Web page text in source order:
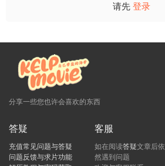
请先 登录
分享一些您也许会喜欢的东西
答疑
充值常见问题与答疑
问题反馈与求片功能
客服
如在阅读答疑文章后依
然遇到问题